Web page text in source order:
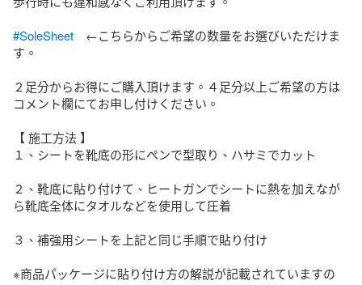
#SoleSheet ←こちらからご希望の数量をお選びいただけま
す。
２足分からお得にご購入頂けます。４足分以上ご希望の方は
コメント欄にてお申し付けください。
【 施工方法 】
１、シートを靴底の形にペンで型取り、ハサミでカット
２、靴底に貼り付けて、ヒートガンでシートに熱を加えなが
ら靴底全体にタオルなどを使用して圧着
３、補強用シートを上記と同じ手順で貼り付け
※商品パッケージに貼り付け方の解説が記載されていますの